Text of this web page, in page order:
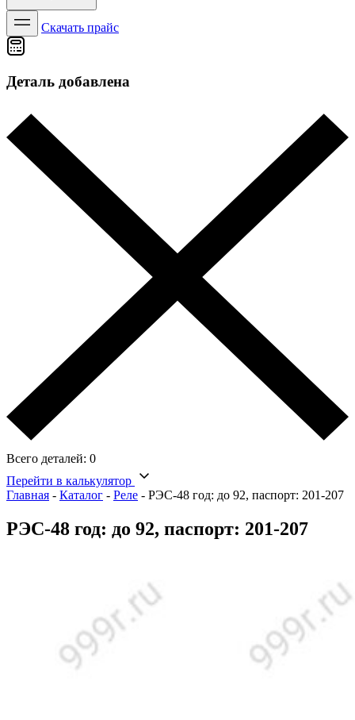
Скачать прайс
Деталь добавлена
Всего деталей: 0
Перейти в калькулятор
Главная - Каталог - Реле - РЭС-48 год: до 92, паспорт: 201-207
РЭС-48 год: до 92, паспорт: 201-207